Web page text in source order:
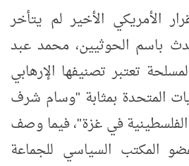
الأمريكي الأخير لم يتأخر
باسم الحوثيين، محمد عبد
تعتبر تصنيفها الإرهابي
المتحدة بمثابة "وسام شرف
الفلسطينية في غزة"، فيما وصف
المكتب السياسي للجماعة